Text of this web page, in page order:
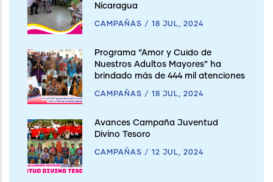
Nicaragua
CAMPAÑAS / 18 JUL, 2024
Programa “Amor y Cuido de
Nuestros Adultos Mayores” ha
brindado más de 444 mil atenciones
CAMPAÑAS / 18 JUL, 2024
Avances Campaña Juventud
Divino Tesoro
CAMPAÑAS / 12 JUL, 2024